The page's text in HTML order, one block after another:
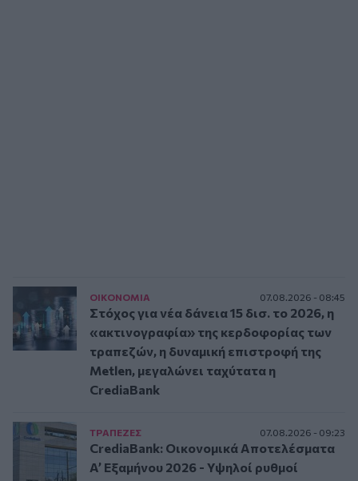
ΟΙΚΟΝΟΜΙΑ 07.08.2026 - 08:45
Στόχος για νέα δάνεια 15 δισ. το 2026, η
«ακτινογραφία» της κερδοφορίας των
τραπεζών, η δυναμική επιστροφή της
Metlen, μεγαλώνει ταχύτατα η
CrediaBank
ΤΡAΠΕΖΕΣ 07.08.2026 - 09:23
CrediaBank: Οικονομικά Αποτελέσματα
A’ Εξαμήνου 2026 - Υψηλοί ρυθμοί